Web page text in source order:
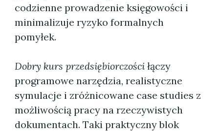
codzienne prowadzenie księgowości i
minimalizuje ryzyko formalnych
pomyłek.
Dobry kurs przedsiębiorczości łączy
programowe narzędzia, realistyczne
symulacje i zróżnicowane case studies z
możliwością pracy na rzeczywistych
dokumentach. Taki praktyczny blok